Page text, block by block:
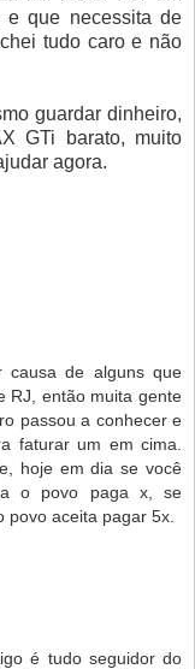
que necessita de
tudo caro e não
guardar dinheiro,
GTi barato, muito
agora.
causa de alguns que
RJ, então muita gente
passou a conhecer e
faturar um em cima.
hoje em dia se você
o povo paga x, se
povo aceita pagar 5x.
é tudo seguidor do